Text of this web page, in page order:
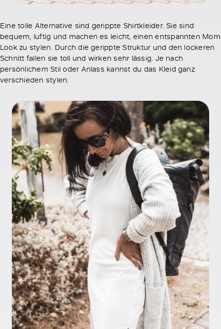
Eine tolle Alternative sind gerippte Shirtkleider. Sie sind
bequem, luftig und machen es leicht, einen entspannten Mom
Look zu stylen. Durch die gerippte Struktur und den lockeren
Schnitt fallen sie toll und wirken sehr lässig. Je nach
persönlichem Stil oder Anlass kannst du das Kleid ganz
verschieden stylen.